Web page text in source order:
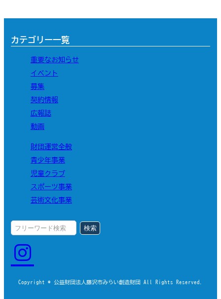
カテゴリー一覧
重要なお知らせ
イベント
募集
契約情報
広報誌
動画
財団運営全般
青少年事業
児童クラブ
スポーツ事業
芸術文化事業
検索
Copyright © 公益財団法人藤沢市みらい創造財団 All Rights Reserved.